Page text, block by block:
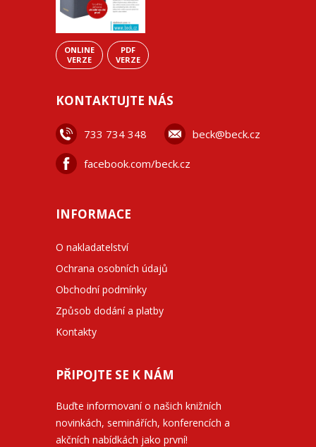
ONLINE
VERZE
PDF
VERZE
KONTAKTUJTE NÁS
733 734 348 beck@beck.cz
facebook.com/beck.cz
INFORMACE
O nakladatelství
Ochrana osobních údajů
Obchodní podmínky
Způsob dodání a platby
Kontakty
PŘIPOJTE SE K NÁM
Buďte informovaní o našich knižních
novinkách, seminářích, konferencích a
akčních nabídkách jako první!